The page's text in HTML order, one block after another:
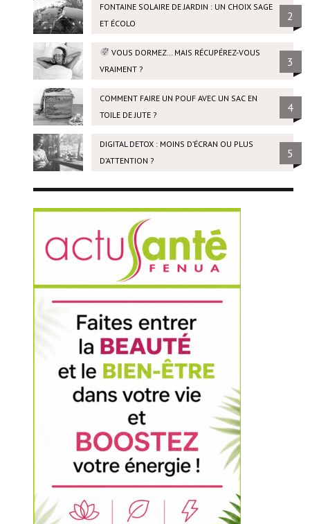
FONTAINE SOLAIRE DE JARDIN : UN CHOIX SAGE
ET ÉCOLO
2
VOUS DORMEZ… MAIS RÉCUPÉREZ-VOUS
VRAIMENT ?
3
COMMENT FAIRE UN POUF AVEC UN SAC EN
TOILE DE JUTE ?
4
DIGITAL DETOX : MOINS D’ÉCRAN OU PLUS
D’ATTENTION ?
5